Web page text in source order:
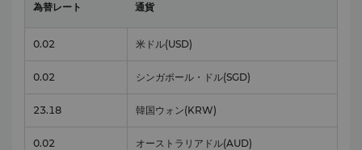
為替レート 通貨
0.02 米ドル(USD)
0.02 シンガポール・ドル(SGD)
23.18 韓国ウォン(KRW)
0.02 オーストラリアドル(AUD)